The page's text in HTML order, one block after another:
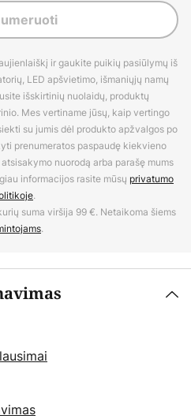
ir gaukite puikių pasiūlymų iš
LED apšvietimo, išmaniųjų namų
išskirtinių nuolaidų, produktų
Mes vertiname jūsų, kaip vertingo
su jumis dėl produkto apžvalgos po
prenumeratos paspaudę kiekvieno
nuorodą arba parašę mums
informacijos rasite mūsų privatumo
.
suma viršija 99 €. Netaikoma šiems
.